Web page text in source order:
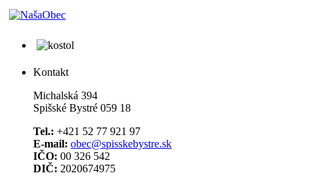
Kontakt
Michalská 394
Spišské Bystré 059 18
Tel.: +421 52 77 921 97
E-mail: obec@spisskebystre.sk
IČO: 00 326 542
DIČ: 2020674975